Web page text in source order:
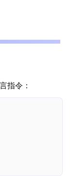
指令：